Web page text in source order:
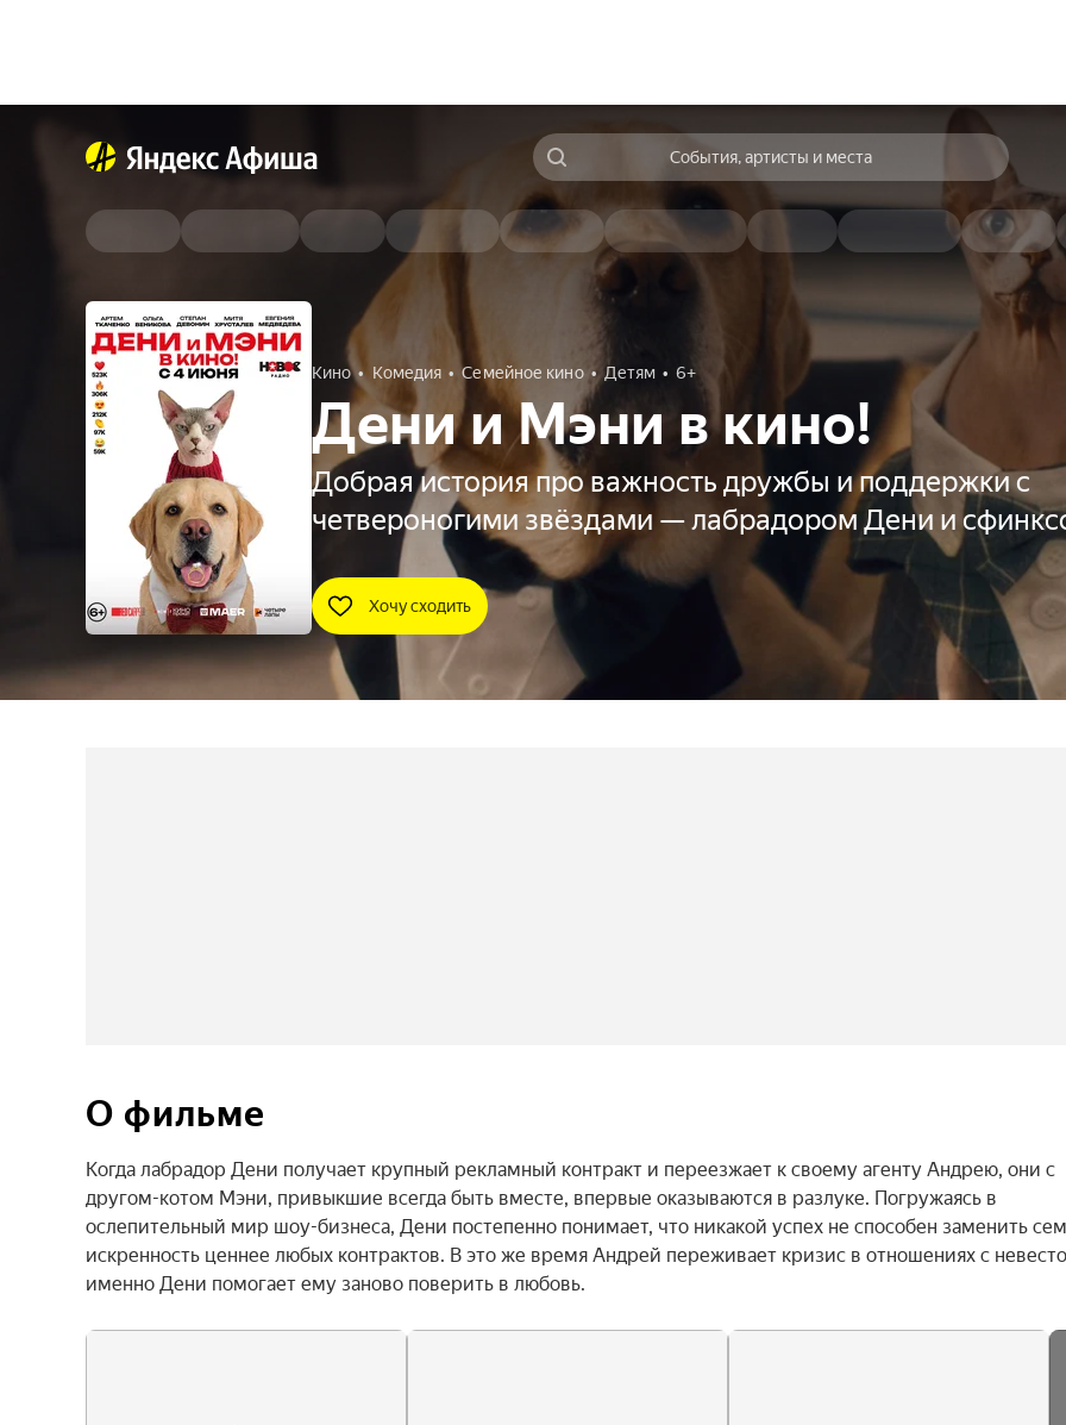
События, артисты и места
Кино Комедия Семейное кино Детям 6+
Дени и Мэни в кино!
Добрая история про важность дружбы и поддержки с
четвероногими звёздами — лабрадором Дени и
Хочу сходить
О фильме
Когда лабрадор Дени получает крупный рекламный контракт и переезжает к своему агенту Андрею, они с
другом-котом Мэни, привыкшие всегда быть вместе, впервые оказываются в разлуке. Погружаясь в
ослепительный мир шоу-бизнеса, Дени постепенно понимает, что никакой успех не способен заменить
искренность ценнее любых контрактов. В это же время Андрей переживает кризис в отношениях с
именно Дени помогает ему заново поверить в любовь.